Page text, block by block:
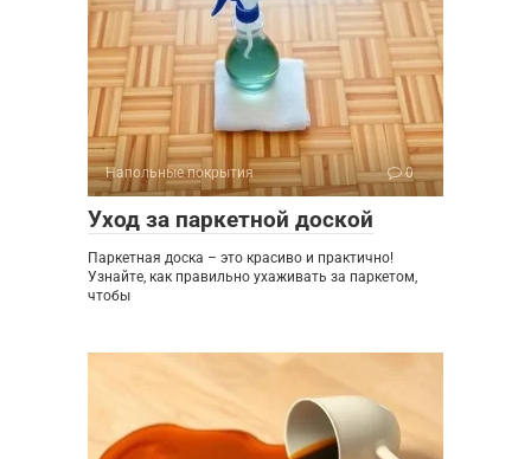
Напольные покрытия 0
Уход за паркетной доской
Паркетная доска – это красиво и практично!
Узнайте, как правильно ухаживать за паркетом,
чтобы